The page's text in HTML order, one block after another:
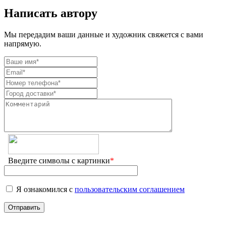
Написать автору
Мы передадим ваши данные и художник свяжется с вами
напрямую.
Введите символы с картинки*
Я ознакомился с пользовательским соглашением